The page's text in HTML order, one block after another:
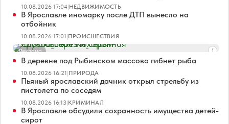
10.08.2026 17:04|НЕДВИЖИМОСТЬ
В Ярославле иномарку после ДТП вынесло на
отбойник
10.08.2026 17:01|ПРОИСШЕСТВИЯ
Реклама
В деревне под Рыбинском массово гибнет рыба
10.08.2026 16:21|ПРИРОДА
Пьяный ярославский дачник открыл стрельбу из
пистолета по соседям
10.08.2026 16:13|КРИМИНАЛ
В Ярославле обсудили сохранность имущества детей-
сирот